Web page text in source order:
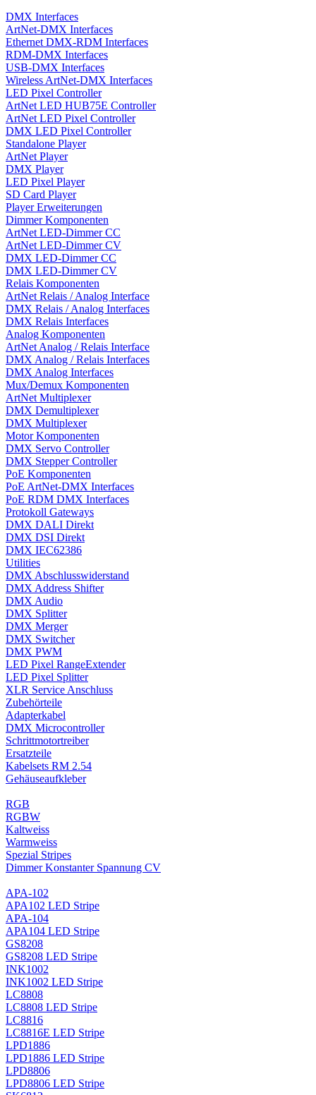
DMX Interfaces
ArtNet-DMX Interfaces
Ethernet DMX-RDM Interfaces
RDM-DMX Interfaces
USB-DMX Interfaces
Wireless ArtNet-DMX Interfaces
LED Pixel Controller
ArtNet LED HUB75E Controller
ArtNet LED Pixel Controller
DMX LED Pixel Controller
Standalone Player
ArtNet Player
DMX Player
LED Pixel Player
SD Card Player
Player Erweiterungen
Dimmer Komponenten
ArtNet LED-Dimmer CC
ArtNet LED-Dimmer CV
DMX LED-Dimmer CC
DMX LED-Dimmer CV
Relais Komponenten
ArtNet Relais / Analog Interface
DMX Relais / Analog Interfaces
DMX Relais Interfaces
Analog Komponenten
ArtNet Analog / Relais Interface
DMX Analog / Relais Interfaces
DMX Analog Interfaces
Mux/Demux Komponenten
ArtNet Multiplexer
DMX Demultiplexer
DMX Multiplexer
Motor Komponenten
DMX Servo Controller
DMX Stepper Controller
PoE Komponenten
PoE ArtNet-DMX Interfaces
PoE RDM DMX Interfaces
Protokoll Gateways
DMX DALI Direkt
DMX DSI Direkt
DMX IEC62386
Utilities
DMX Abschlusswiderstand
DMX Address Shifter
DMX Audio
DMX Splitter
DMX Merger
DMX Switcher
DMX PWM
LED Pixel RangeExtender
LED Pixel Splitter
XLR Service Anschluss
Zubehörteile
Adapterkabel
DMX Microcontroller
Schrittmotortreiber
Ersatzteile
Kabelsets RM 2.54
Gehäuseaufkleber
RGB
RGBW
Kaltweiss
Warmweiss
Spezial Stripes
Dimmer Konstanter Spannung CV
APA-102
APA102 LED Stripe
APA-104
APA104 LED Stripe
GS8208
GS8208 LED Stripe
INK1002
INK1002 LED Stripe
LC8808
LC8808 LED Stripe
LC8816
LC8816E LED Stripe
LPD1886
LPD1886 LED Stripe
LPD8806
LPD8806 LED Stripe